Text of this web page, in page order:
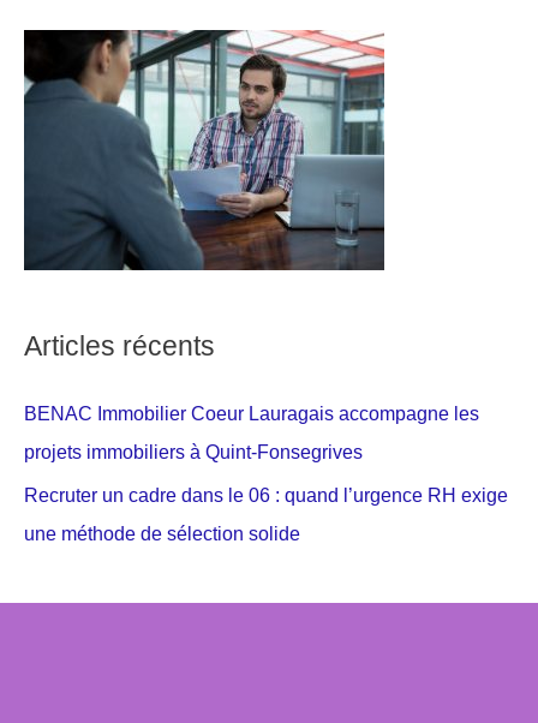
Articles récents
BENAC Immobilier Coeur Lauragais accompagne les
projets immobiliers à Quint-Fonsegrives
Recruter un cadre dans le 06 : quand l’urgence RH exige
une méthode de sélection solide